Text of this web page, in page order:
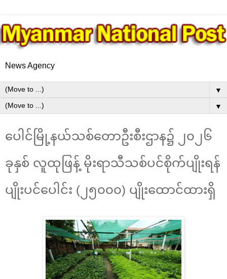
News Agency
▼
▼
ပေါင်မြို့နယ်သစ်တောဦးစီးဌာန၌ ၂၀၂၆
ခုနှစ် လူထုဖြန့် မိုးရာသီသစ်ပင်စိုက်ပျိုးရန်
ပျိုးပင်ပေါင်း (၂၅၀၀၀) ပျိုးထောင်ထားရှိ